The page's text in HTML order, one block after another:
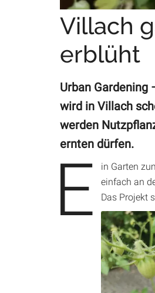
Villach
erblüht
Urban
wird in Villach
werden
ernten dürfen.
E
in Garten
einfach an
Das Projekt